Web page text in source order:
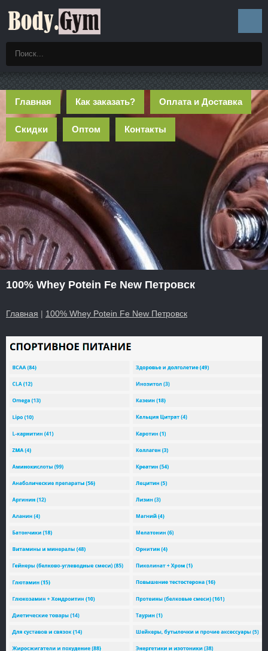
Главная Как заказать? Оплата и Доставка
Скидки Оптом Контакты
100% Whey Potein Fe New Петровск
Главная | 100% Whey Potein Fe New Петровск